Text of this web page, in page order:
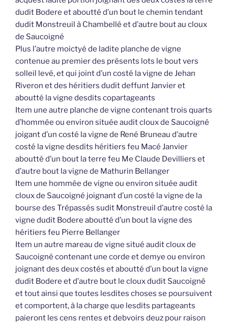
dudit Bodere et aboutté d’un bout le chemin tendant
dudit Monstreuil à Chambellé et d’autre bout au cloux
de Saucoigné
Plus l’autre moictyé de ladite planche de vigne
contenue au premier des présents lots le bout vers
solleil levé, et qui joint d’un costé la vigne de Jehan
Riveron et des héritiers dudit deffunt Janvier et
aboutté la vigne desdits copartageants
Item une autre planche de vigne contenant trois quarts
d’hommée ou environ située audit cloux de Saucoigné
joigant d’un costé la vigne de René Bruneau d’autre
costé la vigne desdits héritiers feu Macé Janvier
aboutté d’un bout la terre feu Me Claude Devilliers et
d’autre bout la vigne de Mathurin Bellanger
Item une hommée de vigne ou environ située audit
cloux de Saucoigné joignant d’un costé la vigne de la
bourse des Trépassés sudit Monstreuil d’autre costé la
vigne dudit Bodere aboutté d’un bout la vigne des
héritiers feu Pierre Bellanger
Item un autre mareau de vigne situé audit cloux de
Saucoigné contenant une corde et demye ou environ
joignant des deux costés et aboutté d’un bout la vigne
dudit Bodere et d’autre bout le cloux dudit Saucoigné
et tout ainsi que toutes lesdites choses se poursuivent
et comportent, à la charge que lesdits partageants
paieront les cens rentes et debvoirs deuz pour raison